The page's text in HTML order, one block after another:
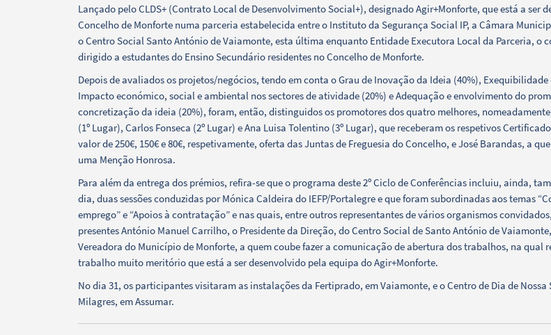
Categorias gerais
Filtros
Lançado pelo CLDS+ (Contrato Local de Desenvolvimento Social+), designado Agir+Monforte, que está a ser
Concelho de Monforte numa parceria estabelecida entre o Instituto da Segurança Social IP, a Câmara
o Centro Social Santo António de Vaiamonte, esta última enquanto Entidade Executora Local da Parceria, o
dirigido a estudantes do Ensino Secundário residentes no Concelho de Monforte.
Depois de avaliados os projetos/negócios, tendo em conta o Grau de Inovação da Ideia (40%), Exequibilidade
Impacto económico, social e ambiental nos sectores de atividade (20%) e Adequação e envolvimento do
concretização da ideia (20%), foram, então, distinguidos os promotores dos quatro melhores,
(1º Lugar), Carlos Fonseca (2º Lugar) e Ana Luisa Tolentino (3º Lugar), que receberam os respetivos
valor de 250€, 150€ e 80€, respetivamente, oferta das Juntas de Freguesia do Concelho, e José Barandas, a
uma Menção Honrosa.
Para além da entrega dos prémios, refira-se que o programa deste 2º Ciclo de Conferências incluiu, ainda,
dia, duas sessões conduzidas por Mónica Caldeira do IEFP/Portalegre e que foram subordinadas aos temas
emprego” e “Apoios à contratação” e nas quais, entre outros representantes de vários organismos
presentes António Manuel Carrilho, o Presidente da Direção, do Centro Social de Santo António de
Vereadora do Município de Monforte, a quem coube fazer a comunicação de abertura dos trabalhos, na qual
trabalho muito meritório que está a ser desenvolvido pela equipa do Agir+Monforte.
No dia 31, os participantes visitaram as instalações da Fertiprado, em Vaiamonte, e o Centro de Dia de Nossa
Milagres, em Assumar.